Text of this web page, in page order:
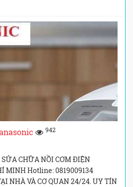
942
CHỮA NỒI CƠM ĐIỆN
MINH Hotline: 0819009134
NHÀ VÀ CƠ QUAN 24/24. UY TÍN